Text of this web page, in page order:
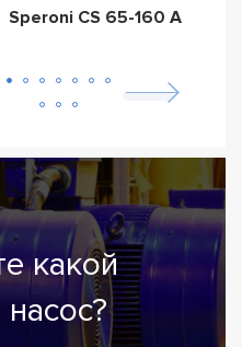
Speroni CS 65-160 A
какой